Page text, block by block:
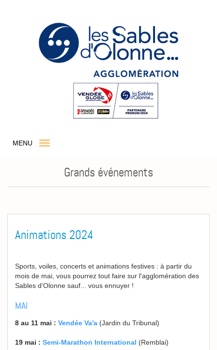
MENU
Grands événements
Animations 2024
Sports, voiles, concerts et animations festives : à partir du
mois de mai, vous pourrez tout faire sur l'agglomération des
Sables d'Olonne sauf... vous ennuyer !
MAI
8 au 11 mai : Vendée Va'a (Jardin du Tribunal)
19 mai : Semi-Marathon International (Remblai)